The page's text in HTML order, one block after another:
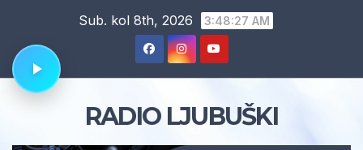
content
Sub. kol 8th, 2026 3:48:28 AM
RADIO LJUBUŠKI